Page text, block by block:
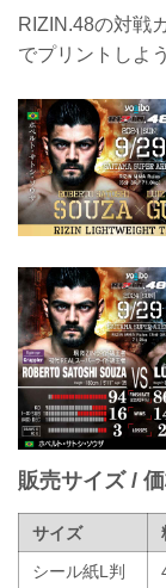
RIZIN.48の対戦
でプリントしよ
販売サイズ /
サイズ
シール紙L判